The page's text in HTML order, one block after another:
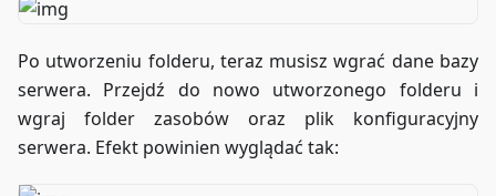
Po utworzeniu folderu, teraz musisz wgrać dane bazy
serwera. Przejdź do nowo utworzonego folderu i
wgraj folder zasobów oraz plik konfiguracyjny
serwera. Efekt powinien wyglądać tak: